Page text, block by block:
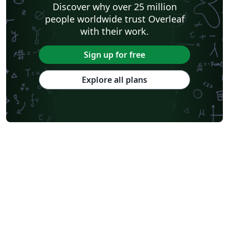
Discover why over 25 million
people worldwide trust Overleaf
with their work.
Sign up for free
Explore all plans